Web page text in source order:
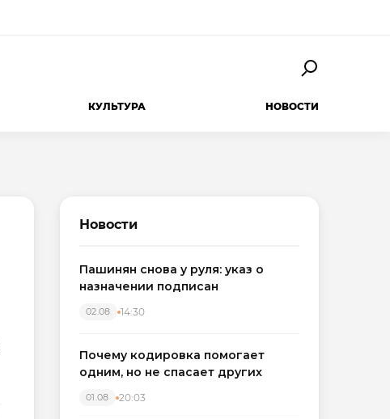
КУЛЬТУРА НОВОСТИ
Новости
Пашинян снова у руля: указ о
назначении подписан
02.08 14:30
Почему кодировка помогает
одним, но не спасает других
01.08 20:03